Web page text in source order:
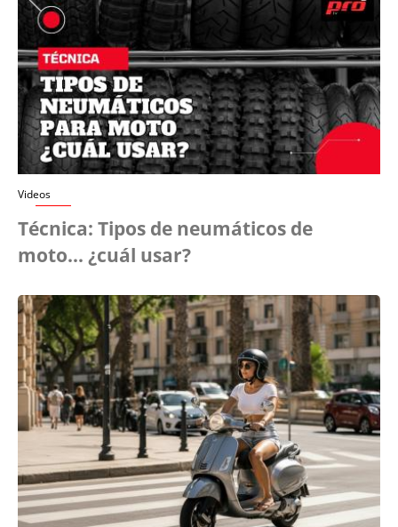
Videos
Técnica: Tipos de neumáticos de
moto... ¿cuál usar?